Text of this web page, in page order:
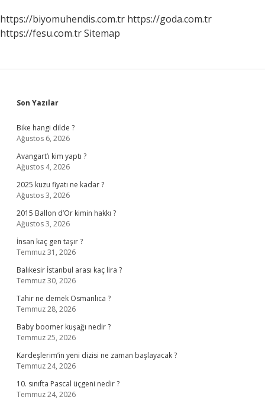
https://biyomuhendis.com.tr https://goda.com.tr
https://fesu.com.trSitemap
Sidebar
Son Yazılar
Bike hangi dilde ?
Ağustos 6, 2026
Avangart’ı kim yaptı ?
Ağustos 4, 2026
2025 kuzu fiyatı ne kadar ?
Ağustos 3, 2026
2015 Ballon d’Or kimin hakkı ?
Ağustos 3, 2026
İnsan kaç gen taşır ?
Temmuz 31, 2026
Balıkesir İstanbul arası kaç lira ?
Temmuz 30, 2026
Tahir ne demek Osmanlıca ?
Temmuz 28, 2026
Baby boomer kuşağı nedir ?
Temmuz 25, 2026
Kardeşlerim’in yeni dizisi ne zaman başlayacak ?
Temmuz 24, 2026
10. sınıfta Pascal üçgeni nedir ?
Temmuz 24, 2026